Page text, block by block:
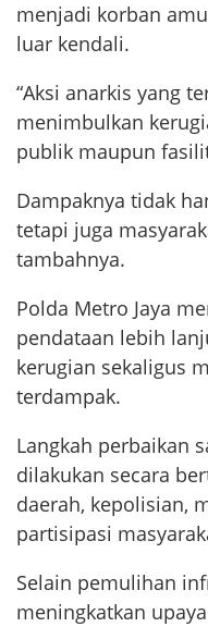
menjadi korban
luar kendali.
“Aksi anarkis yang
menimbulkan
publik maupun
Dampaknya tidak
tetapi juga
tambahnya.
Polda Metro Jaya
pendataan lebih
kerugian sekaligus
terdampak.
Langkah perbaikan
dilakukan secara
daerah, kepolisian,
partisipasi
Selain pemulihan
meningkatkan